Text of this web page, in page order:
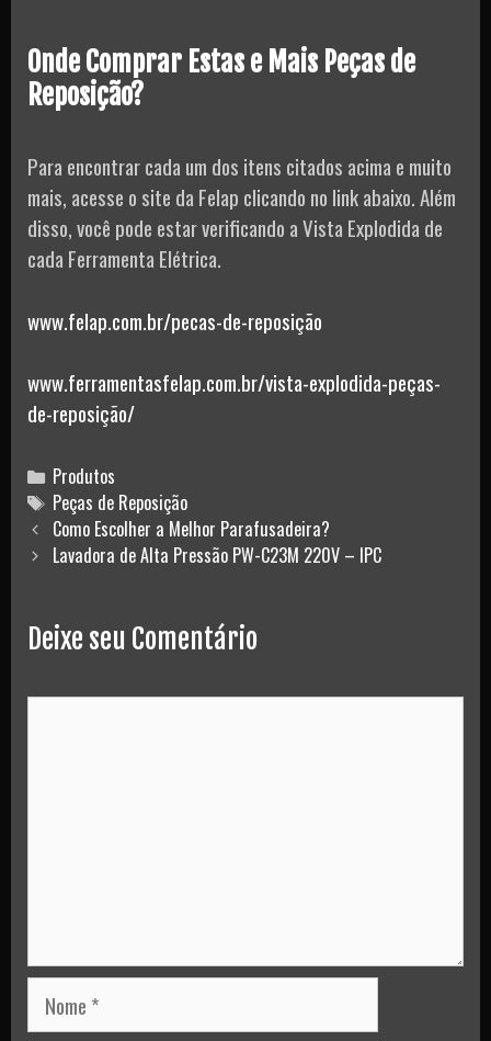
Onde Comprar Estas e Mais Peças de
Reposição?
Para encontrar cada um dos itens citados acima e muito
mais, acesse o site da Felap clicando no link abaixo. Além
disso, você pode estar verificando a Vista Explodida de
cada Ferramenta Elétrica.
www.felap.com.br/pecas-de-reposição
www.ferramentasfelap.com.br/vista-explodida-peças-
de-reposição/
Categories
Produtos
Tags
Peças de Reposição
Post
navigation
Como Escolher a Melhor Parafusadeira?
Lavadora de Alta Pressão PW-C23M 220V – IPC
Deixe seu Comentário
Nome